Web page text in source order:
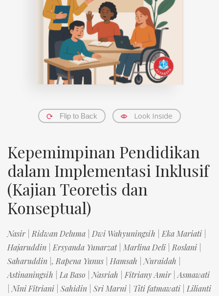
Flip to Back Look Inside
Kepemimpinan Pendidikan
dalam Implementasi Inklusif
(Kajian Teoretis dan
Konseptual)
Nasir | Ridwan Deluma | Dwi Wahyuningsih | Eka Mariati |
Hajaruddin | Ersyanda Yunarzat | Marlina Deli | Roslani |
Saharuddin |,Rapena Yunus | Hamsah | Nuraidah |
Astinaningsih | La Baso | Nasriah | Fitriany Amir | Asmawati
| Nini Fitriani | Sahidin | Sri Marni | ⁠Titi fatmawati | ⁠Lilianti